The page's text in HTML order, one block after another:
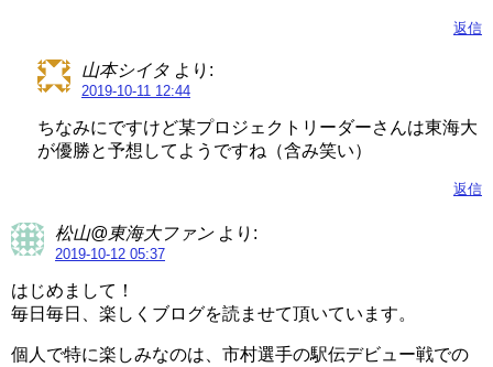
返信
山本シイタ より:
2019-10-11 12:44
ちなみにですけど某プロジェクトリーダーさんは東海大
が優勝と予想してようですね（含み笑い）
返信
松山@東海大ファン より:
2019-10-12 05:37
はじめまして！
毎日毎日、楽しくブログを読ませて頂いています。
個人で特に楽しみなのは、市村選手の駅伝デビュー戦での